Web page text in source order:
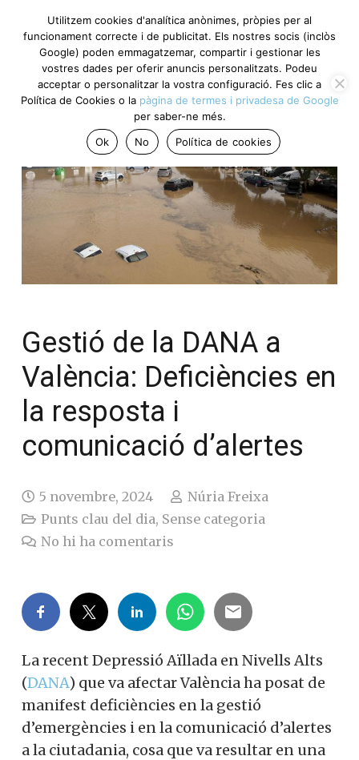
Gestió de la DANA a
València: Deficiències en
la resposta i
comunicació d’alertes
5 novembre, 2024
Núria Freixa
Punts clau del dia, Sense categoria
No hi ha comentaris
La recent Depressió Aïllada en Nivells Alts
(DANA) que va afectar València ha posat de
manifest deficiències en la gestió
d’emergències i en la comunicació d’alertes
a la ciutadania, cosa que va resultar en una
Utilitzem cookies d'analítica anònimes, pròpies per al
funcionament correcte i de publicitat. Els nostres socis (inclòs
Google) poden emmagatzemar, compartir i gestionar les
vostres dades per oferir anuncis personalitzats. Podeu
acceptar o personalitzar la vostra configuració. Fes clic a
Política de Cookies o la pàgina de termes i privadesa de Google
per saber-ne més.
Ok
No Política de cookies